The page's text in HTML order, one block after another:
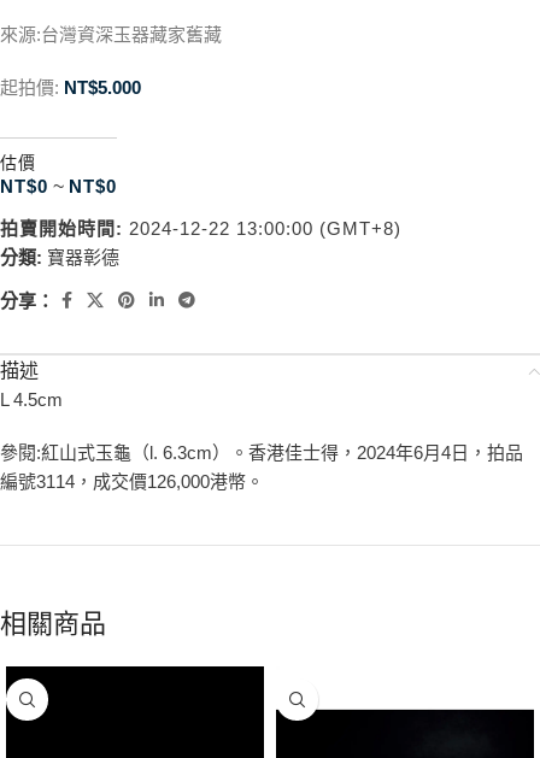
來源:台灣資深玉器藏家舊藏
起拍價: NT$5.000
估價
NT$0 ~ NT$0
拍賣開始時間: 2024-12-22 13:00:00 (GMT+8)
分類: 寶器彰德
分享：
描述
L 4.5cm
參閱:紅山式玉龜（l. 6.3cm）。香港佳士得，2024年6月4日，拍品
編號3114，成交價126,000港幣。
相關商品